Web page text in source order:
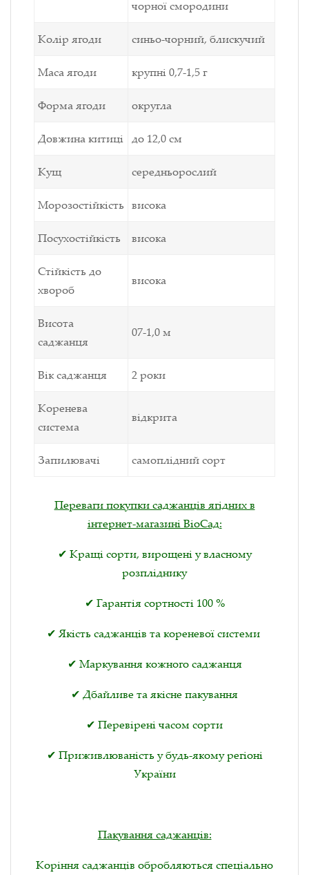
чорної смородини
Колір ягоди синьо-чорний, блискучий
Маса ягоди крупні 0,7-1,5 г
Форма ягоди округла
Довжина китиці до 12,0 см
Кущ середньорослий
Морозостійкість висока
Посухостійкість висока
Стійкість до
хвороб
висока
Висота
саджанця
07-1,0 м
Вік саджанця 2 роки
Коренева
система
відкрита
Запилювачі самоплідний сорт
Переваги покупки саджанців ягідних в
інтернет-магазині ВіоСад:
✔ Кращі сорти, вирощені у власному
розпліднику
✔ Гарантія сортності 100 %
✔ Якість саджанців та кореневої системи
✔ Маркування кожного саджанця
✔ Дбайливе та якісне пакування
✔ Перевірені часом сорти
✔ Приживлюваність у будь-якому регіоні
України
Пакування саджанців:
Коріння саджанців обробляються спеціально